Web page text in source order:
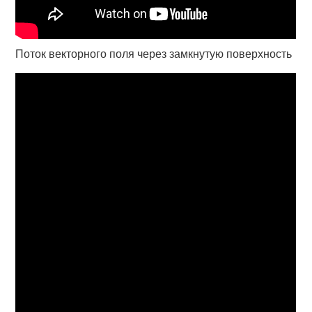
Поток векторного поля через замкнутую поверхность